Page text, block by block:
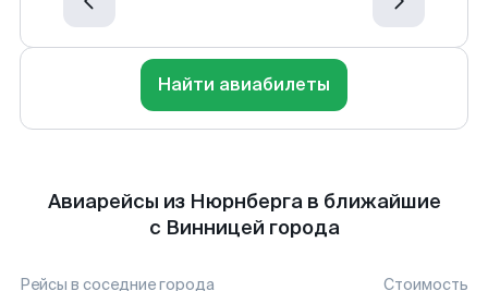
Найти авиабилеты
Авиарейсы из Нюрнберга в ближайшие
с Винницей города
Рейсы в соседние города Стоимость